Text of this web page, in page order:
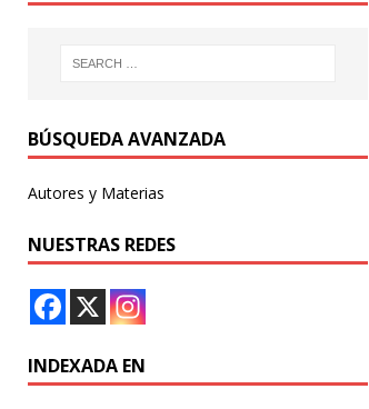
BÚSQUEDA AVANZADA
Autores y Materias
NUESTRAS REDES
INDEXADA EN